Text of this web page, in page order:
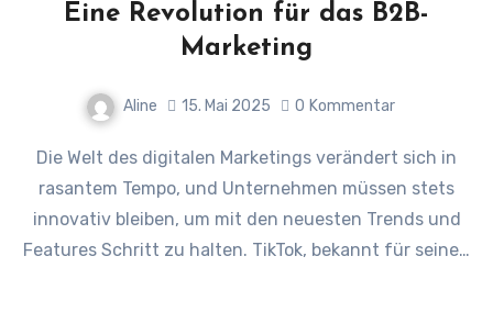
Eine Revolution für das B2B-
Marketing
Aline 15. Mai 2025 0 Kommentar
Die Welt des digitalen Marketings verändert sich in
rasantem Tempo, und Unternehmen müssen stets
innovativ bleiben, um mit den neuesten Trends und
Features Schritt zu halten. TikTok, bekannt für seine…